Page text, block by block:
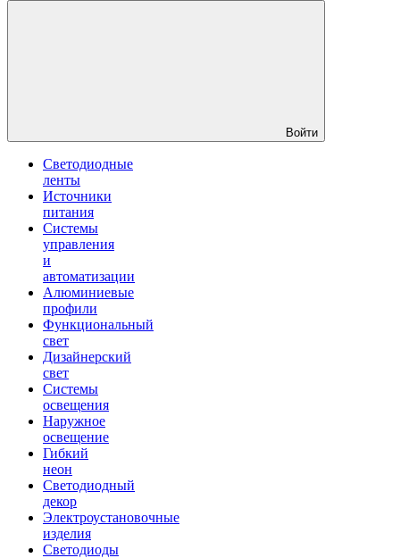
Войти
Светодиодные
ленты
Источники
питания
Системы
управления
и
автоматизации
Алюминиевые
профили
Функциональный
свет
Дизайнерский
свет
Системы
освещения
Наружное
освещение
Гибкий
неон
Светодиодный
декор
Электроустановочные
изделия
Светодиоды